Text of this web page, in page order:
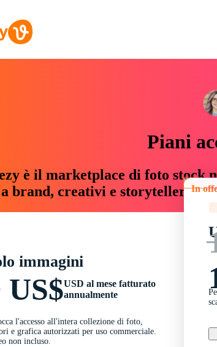
Piani
è il marketplace di foto stock
brand, creativi e storyteller
immagini
US$USD al mese fatturato
annualmente
l'accesso all'intera collezione di foto,
e grafica autorizzati per uso commerciale.
non incluso.
In